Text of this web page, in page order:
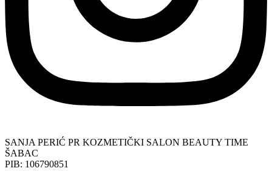
SANJA PERIĆ PR KOZMETIČKI SALON BEAUTY TIME
ŠABAC
PIB: 106790851